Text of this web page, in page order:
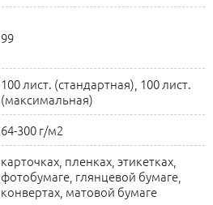
99
100 лист. (стандартная), 100 лист.
(максимальная)
64-300 г/м2
карточках, пленках, этикетках,
фотобумаге, глянцевой бумаге,
конвертах, матовой бумаге